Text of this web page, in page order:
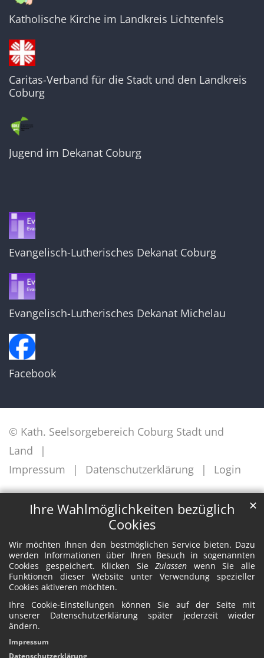
Ihre Wahlmöglichkeiten bezüglich
Cookies
Wir möchten Ihnen den bestmöglichen Service bieten. Dazu
werden Informationen über Ihren Besuch in sogenannten
Cookies gespeichert. Klicken SieZulassen wenn Sie alle
Funktionen dieser Website unter Verwendung spezieller
Cookies aktiveren möchten.
Ihre Cookie-Einstellungen können Sie auf der Seite mit
unserer Datenschutzerklärung später jederzeit wieder
ändern.
✕
Impressum
Katholische Kirche im Landkreis Lichtenfels
Caritas-Verband für die Stadt und den Landkreis
Coburg
Jugend im Dekanat Coburg
Evangelisch-Lutherisches Dekanat Coburg
Evangelisch-Lutherisches Dekanat Michelau
Facebook
© Kath. Seelsorgebereich Coburg Stadt und
Land
Impressum
Datenschutzerklärung Login